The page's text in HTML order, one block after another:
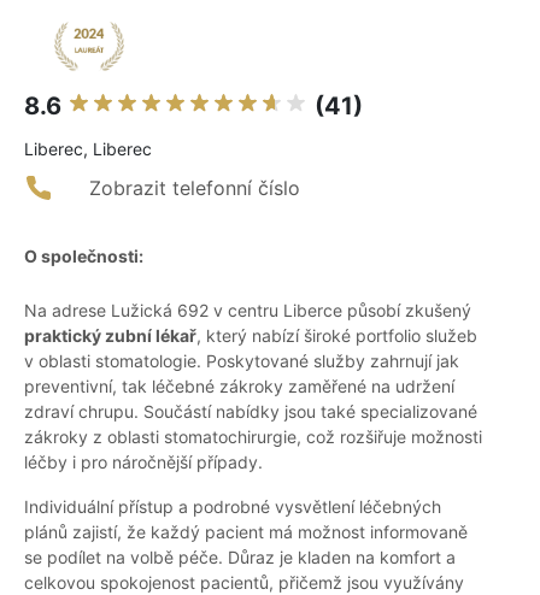
8.6 (41)
Liberec, Liberec
Zobrazit telefonní číslo
O společnosti:
Na adrese Lužická 692 v centru Liberce působí zkušený
praktický zubní lékař, který nabízí široké portfolio služeb
v oblasti stomatologie. Poskytované služby zahrnují jak
preventivní, tak léčebné zákroky zaměřené na udržení
zdraví chrupu. Součástí nabídky jsou také specializované
zákroky z oblasti stomatochirurgie, což rozšiřuje možnosti
léčby i pro náročnější případy.
Individuální přístup a podrobné vysvětlení léčebných
plánů zajistí, že každý pacient má možnost informovaně
se podílet na volbě péče. Důraz je kladen na komfort a
celkovou spokojenost pacientů, přičemž jsou využívány